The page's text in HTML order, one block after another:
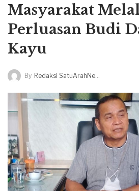
Masyarakat
Perluasan Budi
Kayu
By Redaksi SatuArahNews